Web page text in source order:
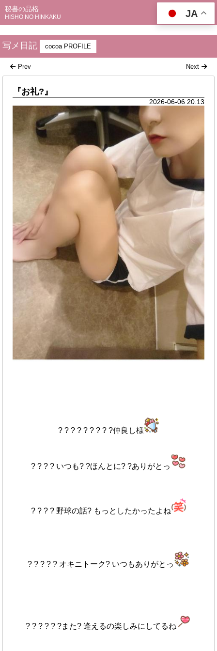
秘書の品格
HISHO NO HINKAKU JA
写メ日記 cocoa PROFILE
Prev Next
『お礼?』
2026-06-06 20:13
? ? ? ? ? ? ? ? ?仲良し様
? ? ? ? いつも? ?ほんとに? ?ありがとっ
? ? ? ? 野球の話? もっとしたかったよね
? ? ? ? ? オキニトーク? いつもありがとっ
? ? ? ? ? ?また? 逢えるの楽しみにしてるね